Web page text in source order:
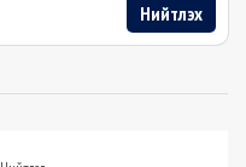
Нийтлэх